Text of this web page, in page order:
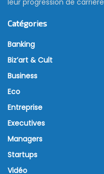
Catégories
Banking
Biz’art & Cult
Business
Eco
Entreprise
Executives
Managers
Startups
Vidéo